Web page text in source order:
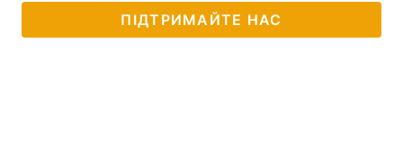
ПІДТРИМАЙТЕ НАС